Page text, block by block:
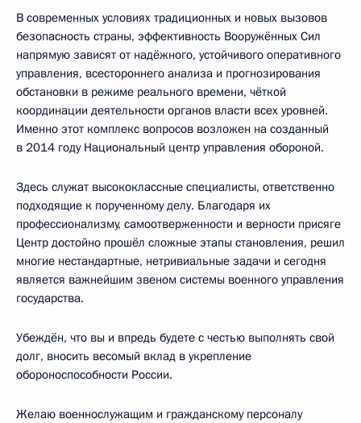
В современных условиях традиционных и новых вызовов
безопасность страны, эффективность Вооружённых Сил
напрямую зависят от надёжного, устойчивого оперативного
управления, всестороннего анализа и прогнозирования
обстановки в режиме реального времени, чёткой
координации деятельности органов власти всех уровней.
Именно этот комплекс вопросов возложен на созданный
в 2014 году Национальный центр управления обороной.
Здесь служат высококлассные специалисты, ответственно
подходящие к порученному делу. Благодаря их
профессионализму, самоотверженности и верности присяге
Центр достойно прошёл сложные этапы становления, решил
многие нестандартные, нетривиальные задачи и сегодня
является важнейшим звеном системы военного управления
государства.
Убеждён, что вы и впредь будете с честью выполнять свой
долг, вносить весомый вклад в укрепление
обороноспособности России.
Желаю военнослужащим и гражданскому персоналу